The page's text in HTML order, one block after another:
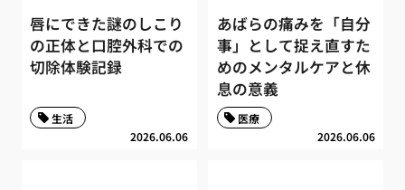
唇にできた謎のしこり
の正体と口腔外科での
切除体験記録
2026.06.06
生活
あばらの痛みを「自分
事」として捉え直すた
めのメンタルケアと休
息の意義
2026.06.06
医療